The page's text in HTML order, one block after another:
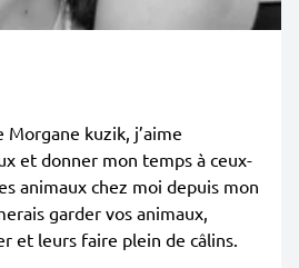
Morgane kuzik, j’aime
et donner mon temps à ceux-
animaux chez moi depuis mon
garder vos animaux,
et leurs faire plein de câlins.